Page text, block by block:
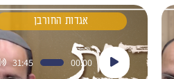
אגדות החורבן
נגן
אודיו
00:00
31:45